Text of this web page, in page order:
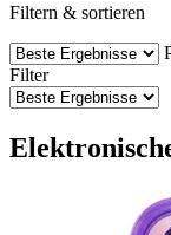
Filtern & sortieren
Filter